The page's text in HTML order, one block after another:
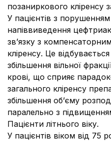
позаниркового кліренсу
У пацієнтів з порушенням
напіввиведення
зв’язку з
кліренсу. Це
збільшення вільної
крові, що сприяє
загального кліренсу
збільшення об’єму
паралельно з
Пацієнти літнього віку.
У пацієнтів віком від 75